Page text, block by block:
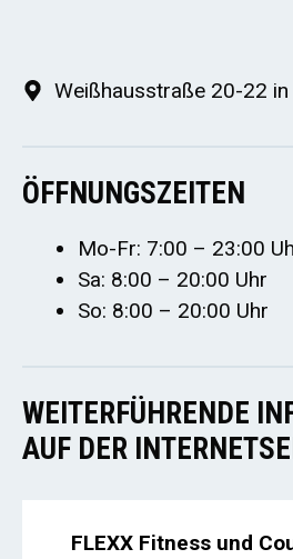
Weißhausstraße 20-22
ÖFFNUNGSZEITEN
Mo-Fr: 7:00 – 23:00
Sa: 8:00 – 20:00 Uhr
So: 8:00 – 20:00 Uhr
WEITERFÜHRENDE
AUF DER
FLEXX Fitness und